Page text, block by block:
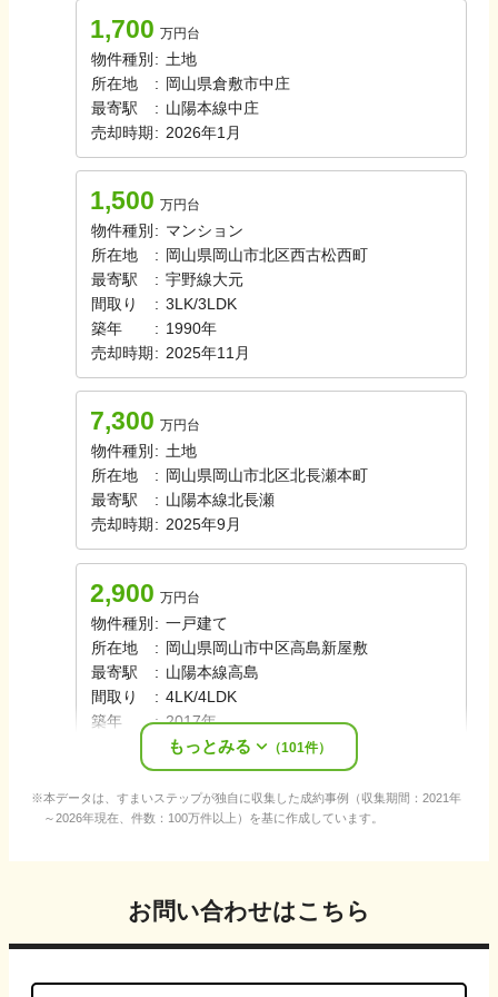
1,700 万円台
物件種別 : 土地
所在地
:
岡山県倉敷市中庄
最寄駅
: 山陽本線中庄
売却時期 : 2026年1月
1,500 万円台
物件種別 : マンション
所在地
:
岡山県岡山市北区西古松西町
最寄駅
: 宇野線大元
間取り
: 3LK/3LDK
築年
: 1990年
売却時期 : 2025年11月
7,300 万円台
物件種別 : 土地
所在地
:
岡山県岡山市北区北長瀬本町
最寄駅
: 山陽本線北長瀬
売却時期 : 2025年9月
2,900 万円台
物件種別 : 一戸建て
所在地
: 岡山県岡山市中区高島新屋敷
最寄駅
: 山陽本線高島
間取り
: 4LK/4LDK
築年
: 2017年
2025年7月
もっとみる （101件）
本データは、すまいステップが独自に収集した成約事例（収集期間：2021年
～2026年現在、件数：100万件以上）を基に作成しています。
お問い合わせはこちら